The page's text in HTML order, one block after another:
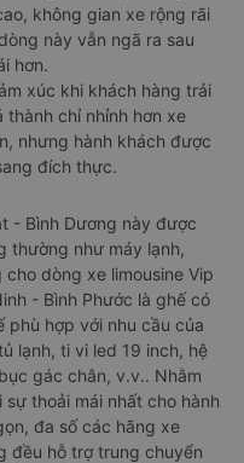
không gian xe rộng rãi
này vẫn ngã ra sau
hơn.
xúc khi khách hàng trải
thành chỉ nhỉnh hơn xe
nhưng hành khách được
đích thực.
- Bình Dương này được
thường như máy lạnh,
dòng xe limousine Vip
- Bình Phước là ghế có
phù hợp với nhu cầu của
lạnh, ti vi led 19 inch, hệ
gác chân, v.v.. Nhằm
thoải mái nhất cho hành
đa số các hãng xe
đều hỗ trợ trung chuyển